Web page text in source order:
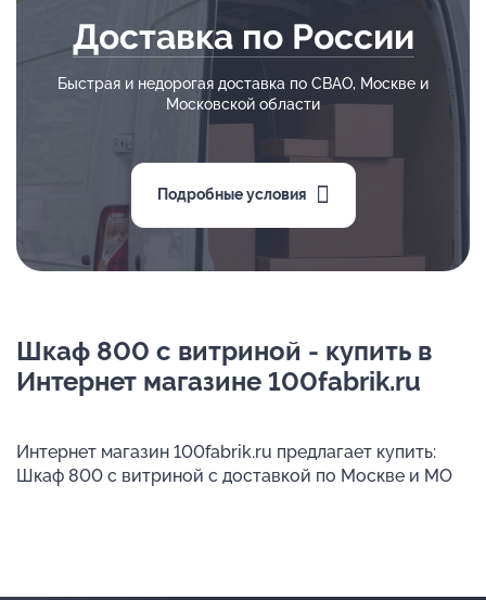
Доставка по России
Быстрая и недорогая доставка по СВАО, Москве и
Московской области
Подробные условия
Шкаф 800 с витриной - купить в
Интернет магазине 100fabrik.ru
Интернет магазин 100fabrik.ru предлагает купить:
Шкаф 800 с витриной с доставкой по Москве и МО